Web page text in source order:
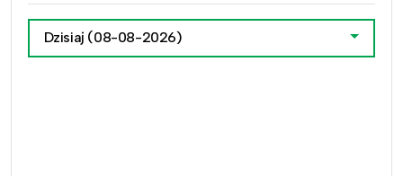
Dzisiaj (08-08-2026)